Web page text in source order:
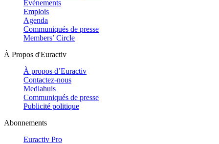
Evénements
Emplois
Agenda
Communiqués de presse
Members’ Circle
À Propos d'Euractiv
À propos d’Euractiv
Contactez-nous
Mediahuis
Communiqués de presse
Publicité politique
Abonnements
Euractiv Pro